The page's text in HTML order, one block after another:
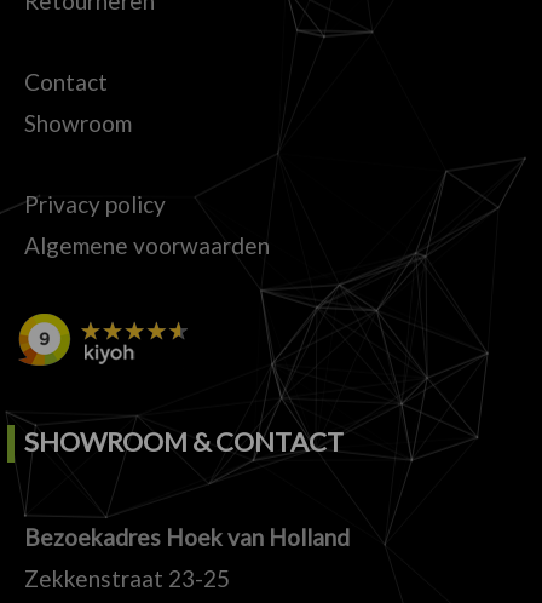
Contact
Showroom
Privacy policy
Algemene voorwaarden
SHOWROOM & CONTACT
Bezoekadres Hoek van Holland
Zekkenstraat 23-25